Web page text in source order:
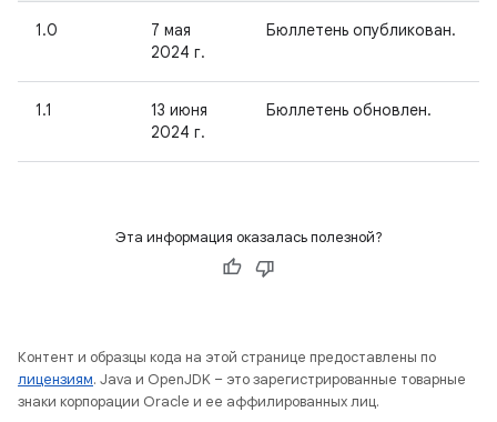
1.0
7 мая
2024 г.
Бюллетень опубликован.
1.1
13 июня
2024 г.
Бюллетень обновлен.
Эта информация оказалась полезной?
Контент и образцы кода на этой странице предоставлены по
лицензиям. Java и OpenJDK – это зарегистрированные товарные
знаки корпорации Oracle и ее аффилированных лиц.